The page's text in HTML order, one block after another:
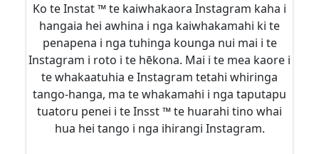
Ko te Instat ™ te kaiwhakaora Instagram kaha i
hangaia hei awhina i nga kaiwhakamahi ki te
penapena i nga tuhinga kounga nui mai i te
Instagram i roto i te hēkona. Mai i te mea kaore i
te whakaatuhia e Instagram tetahi whiringa
tango-hanga, ma te whakamahi i nga taputapu
tuatoru penei i te Insst ™ te huarahi tino whai
hua hei tango i nga ihirangi Instagram.